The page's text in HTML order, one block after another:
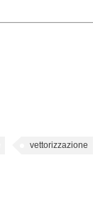
vettorizzazione